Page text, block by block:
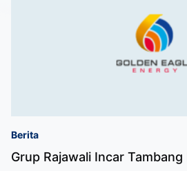
Berita
Grup Rajawali Incar Tambang